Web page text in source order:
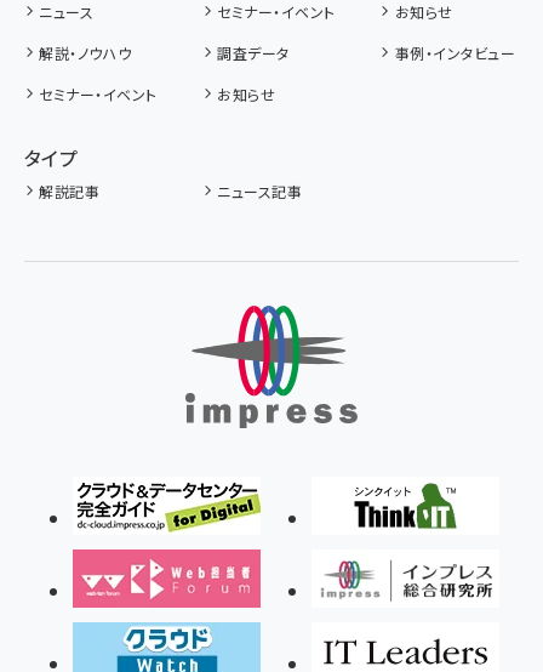
ニュース セミナー・イベント
お知らせ
解説・ノウハウ
調査データ
事例・インタビュー
セミナー・イベント
お知らせ
タイプ
解説記事 ニュース記事